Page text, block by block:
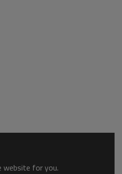
website for you.